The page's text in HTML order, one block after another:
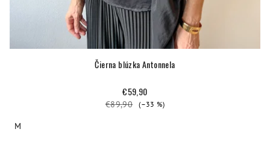
Čierna blúzka Antonnela
€59,90
€89,90 (–33 %)
M